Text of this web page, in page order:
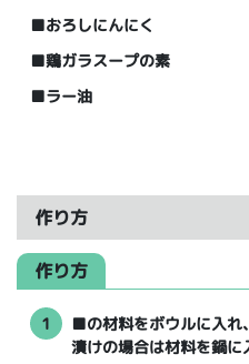
■おろしにんにく
■鶏ガラスープの素
■ラー油
作り方
作り方
1
■の材料をボウルに入れ
漬けの場合は材料を鍋に